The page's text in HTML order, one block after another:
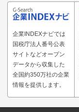
企業INDEXナビでは
国税庁法人番号公表
サイトなどオープン
データから収集した
全国約350万社の企業
情報を提供します。